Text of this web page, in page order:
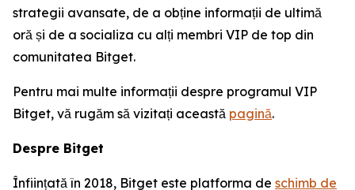
strategii avansate, de a obține informații de ultimă
oră și de a socializa cu alți membri VIP de top din
comunitatea Bitget.
Pentru mai multe informații despre programul VIP
Bitget, vă rugăm să vizitați această pagină.
Despre Bitget
Înființată în 2018, Bitget este platforma de schimb de